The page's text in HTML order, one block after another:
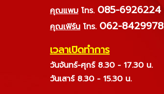
คุณแพม โทร. 085-6926224
คุณเฟิร์น โทร. 062-8429978
เวลาเปิดทำการ
วันจันทร์-ศุกร์ 8.30 - 17.30 น.
วันเสาร์ 8.30 - 15.30 น.